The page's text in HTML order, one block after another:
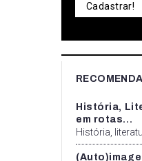
Cadastrar!
História,
em rotas...
História,